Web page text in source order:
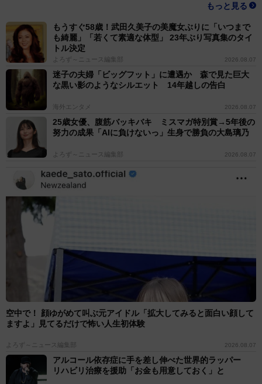
もっと見る
もうすぐ58歳！武田久美子の美魔女ぶりに「いつまで
も綺麗」「若くて素適な体型」 23年ぶり写真集のタイ
トル決定
よろず～ニュース編集部 2026.08.07
迷子の夫婦「ビッグフット」に遭遇か 森で見た巨大
な黒い影のようなシルエット 14年越しの告白
海外エンタメ 2026.08.07
25歳女優、腹筋バッキバキ ミスマガ特別賞→5年後の
努力の成果「AIに負けないっ」生身で勝負の大島璃乃
よろず～ニュース編集部 2026.08.07
空中で！ 顔ゆがめて叫ぶ元アイドル「拡大してみると面白い顔して
ますよ」見てるだけで怖い人生初体験
よろず～ニュース編集部 2026.08.07
アルコール依存症に手を差し伸べた世界的ラッパー
リハビリ治療を援助「お金も用意しておく」と